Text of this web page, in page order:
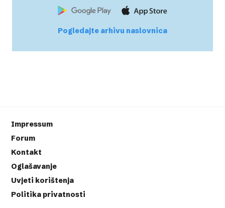
Pogledajte arhivu naslovnica
Impressum
Forum
Kontakt
Oglašavanje
Uvjeti korištenja
Politika privatnosti